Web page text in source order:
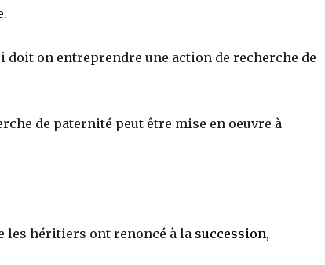
doit on entreprendre une action de recherche de
de paternité peut être mise en oeuvre à
les héritiers ont renoncé à la succession,